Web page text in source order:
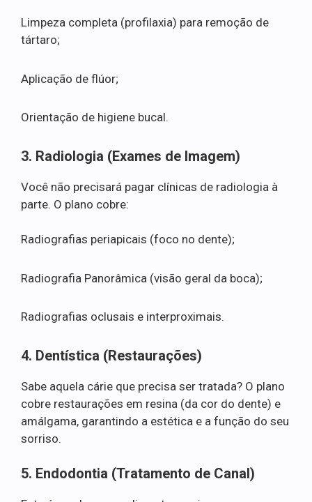
Limpeza completa (profilaxia) para remoção de
tártaro;
Aplicação de flúor;
Orientação de higiene bucal.
3. Radiologia (Exames de Imagem)
Você não precisará pagar clínicas de radiologia à
parte. O plano cobre:
Radiografias periapicais (foco no dente);
Radiografia Panorâmica (visão geral da boca);
Radiografias oclusais e interproximais.
4. Dentística (Restaurações)
Sabe aquela cárie que precisa ser tratada? O plano
cobre restaurações em resina (da cor do dente) e
amálgama, garantindo a estética e a função do seu
sorriso.
5. Endodontia (Tratamento de Canal)